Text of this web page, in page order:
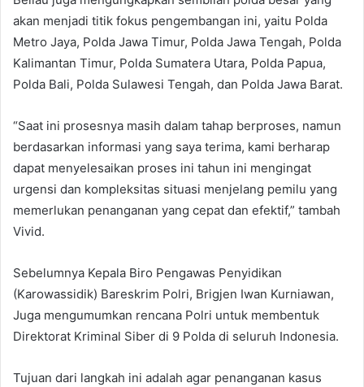
akan menjadi titik fokus pengembangan ini, yaitu Polda
Metro Jaya, Polda Jawa Timur, Polda Jawa Tengah, Polda
Kalimantan Timur, Polda Sumatera Utara, Polda Papua,
Polda Bali, Polda Sulawesi Tengah, dan Polda Jawa Barat.
“Saat ini prosesnya masih dalam tahap berproses, namun
berdasarkan informasi yang saya terima, kami berharap
dapat menyelesaikan proses ini tahun ini mengingat
urgensi dan kompleksitas situasi menjelang pemilu yang
memerlukan penanganan yang cepat dan efektif,” tambah
Vivid.
Sebelumnya Kepala Biro Pengawas Penyidikan
(Karowassidik) Bareskrim Polri, Brigjen Iwan Kurniawan,
Juga mengumumkan rencana Polri untuk membentuk
Direktorat Kriminal Siber di 9 Polda di seluruh Indonesia.
Tujuan dari langkah ini adalah agar penanganan kasus